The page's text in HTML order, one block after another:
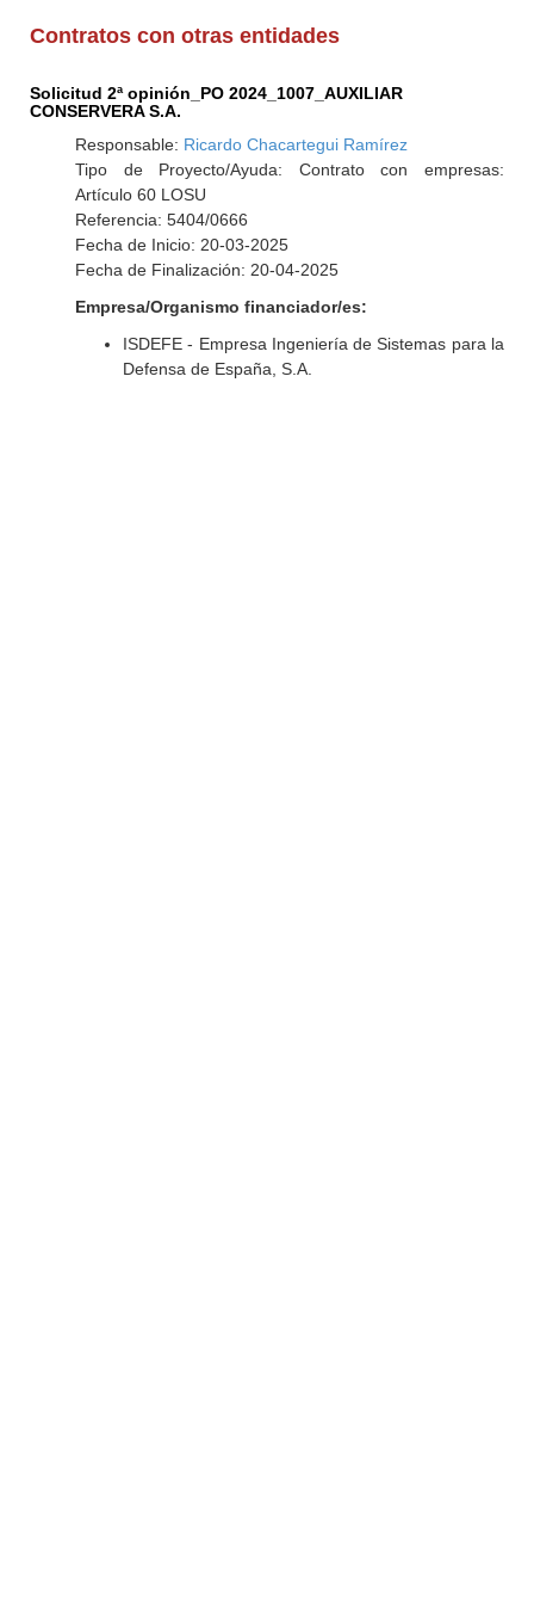
Contratos con otras entidades
Solicitud 2ª opinión_PO 2024_1007_AUXILIAR
CONSERVERA S.A.
Responsable: Ricardo Chacartegui Ramírez
Tipo de Proyecto/Ayuda: Contrato con empresas:
Artículo 60 LOSU
Referencia: 5404/0666
Fecha de Inicio: 20-03-2025
Fecha de Finalización: 20-04-2025
Empresa/Organismo financiador/es:
ISDEFE - Empresa Ingeniería de Sistemas para la
Defensa de España, S.A.